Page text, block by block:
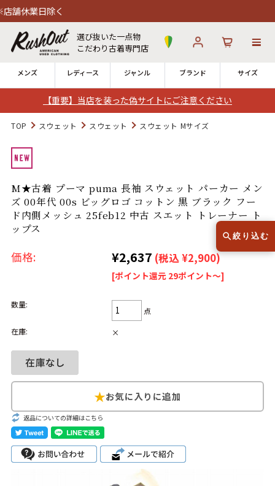
【重要】当店を装った偽サイトにご注意ください
く
選び抜いた一点物
こだわり古着専門店
メンズ レディース ジャンル ブランド サイズ
ログイン
全国7店舗・公式通販の比較
発送について 12時までのご注文で当日出荷！
※対応不可：日祝、長期休暇、セール
今週のHOTワード（7/29〜8/4）
映画
5 ラルフローレン
ブランドから探す
ラルフ ローレン
チャンピオン
パタゴニア
TOP スウェット スウェット スウェット Mサイズ
M★古着 プーマ puma 長袖 スウェット パーカー メン
ズ 00年代 00s ビッグロゴ コットン 黒 ブラック フー
ド内側メッシュ 25feb12 中古 スエット トレーナー ト
ップス
価格: ¥2,637 (税込 ¥2,900)
[ポイント還元 29ポイント～]
数量:
点
在庫:
×
返品についての詳細はこちら
絞り込む